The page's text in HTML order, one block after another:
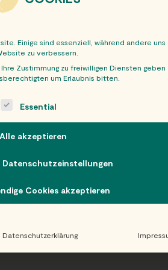
Einige sind essenziell, während andere uns
zu verbessern.
Zustimmung zu freiwilligen Diensten geben
um Erlaubnis bitten.
groups for which consent can be
Essential
Alle akzeptieren
Datenschutzeinstellungen
Cookies akzeptieren
Datenschutzerklärung